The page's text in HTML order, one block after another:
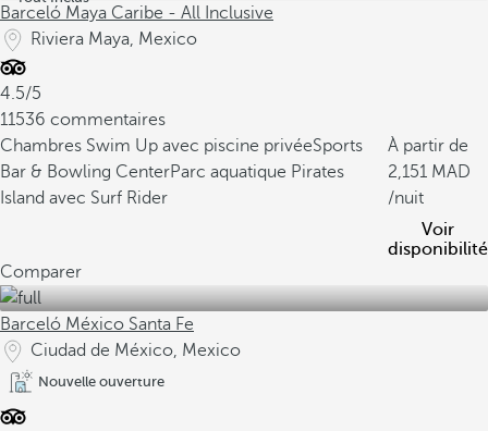
Barceló Maya Caribe - All Inclusive
Riviera Maya, Mexico
4.5/5
11536 commentaires
Chambres Swim Up avec piscine privéeSports
Bar & Bowling CenterParc aquatique Pirates
Island avec Surf Rider
À partir de
2,151
/nuit
Voir
disponibilité
Comparer
Barceló México Santa Fe
Ciudad de México, Mexico
Nouvelle ouverture